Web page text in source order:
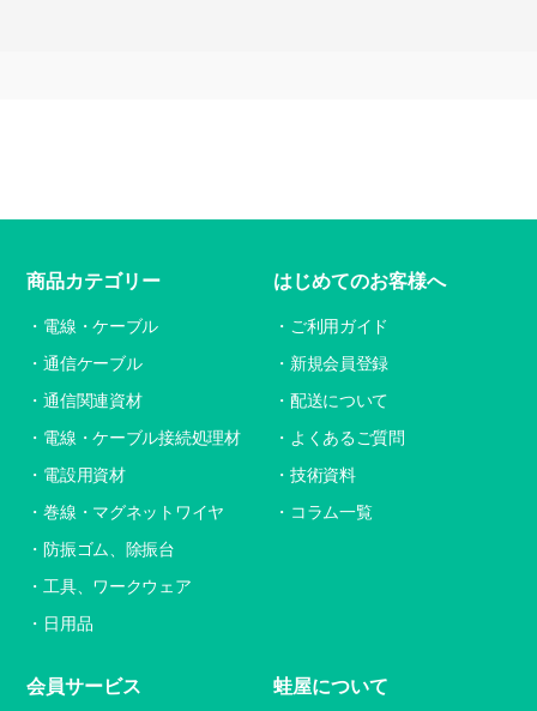
商品カテゴリー
電線・ケーブル
通信ケーブル
通信関連資材
電線・ケーブル接続処理材
電設用資材
巻線・マグネットワイヤ
防振ゴム、除振台
工具、ワークウェア
日用品
はじめてのお客様へ
ご利用ガイド
新規会員登録
配送について
よくあるご質問
技術資料
コラム一覧
会員サービス 蛙屋について